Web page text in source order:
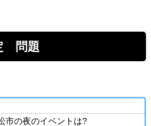
問題
市の夜のイベントは?